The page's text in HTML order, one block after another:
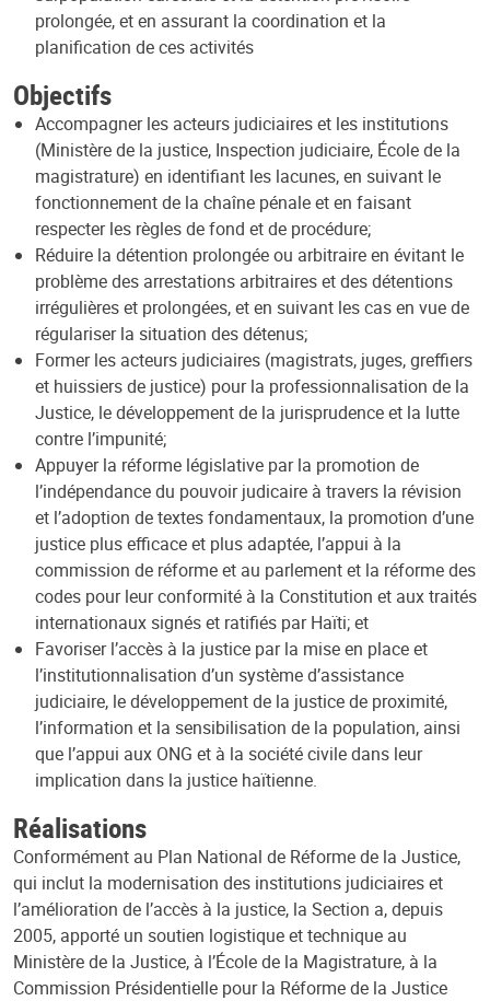
prolongée, et en assurant la coordination et la
planification de ces activités
Objectifs
Accompagner les acteurs judiciaires et les institutions
(Ministère de la justice, Inspection judiciaire, École de la
magistrature) en identifiant les lacunes, en suivant le
fonctionnement de la chaîne pénale et en faisant
respecter les règles de fond et de procédure;
Réduire la détention prolongée ou arbitraire en évitant le
problème des arrestations arbitraires et des détentions
irrégulières et prolongées, et en suivant les cas en vue de
régulariser la situation des détenus;
Former les acteurs judiciaires (magistrats, juges, greffiers
et huissiers de justice) pour la professionnalisation de la
Justice, le développement de la jurisprudence et la lutte
contre l’impunité;
Appuyer la réforme législative par la promotion de
l’indépendance du pouvoir judicaire à travers la révision
et l’adoption de textes fondamentaux, la promotion d’une
justice plus efficace et plus adaptée, l’appui à la
commission de réforme et au parlement et la réforme des
codes pour leur conformité à la Constitution et aux traités
internationaux signés et ratifiés par Haïti; et
Favoriser l’accès à la justice par la mise en place et
l’institutionnalisation d’un système d’assistance
judiciaire, le développement de la justice de proximité,
l’information et la sensibilisation de la population, ainsi
que l’appui aux ONG et à la société civile dans leur
implication dans la justice haïtienne.
Réalisations
Conformément au Plan National de Réforme de la Justice,
qui inclut la modernisation des institutions judiciaires et
l’amélioration de l’accès à la justice, la Section a, depuis
2005, apporté un soutien logistique et technique au
Ministère de la Justice, à l’École de la Magistrature, à la
Commission Présidentielle pour la Réforme de la Justice